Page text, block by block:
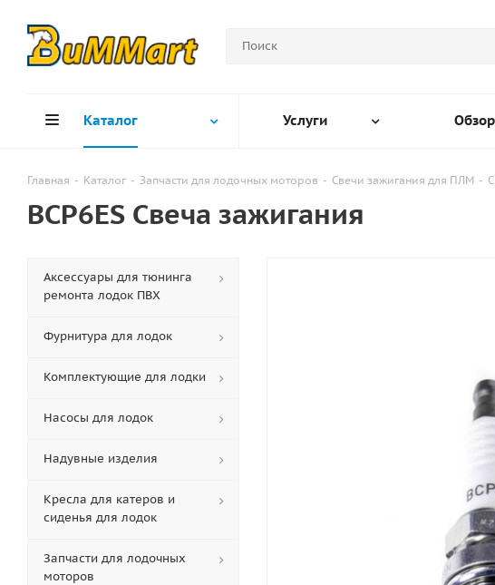
Каталог Услуги
Главная - Каталог - Запчасти для лодочных моторов - Свечи зажигания для ПЛМ -
BCP6ES Свеча зажигания
Аксессуары для тюнинга
ремонта лодок ПВХ
Фурнитура для лодок
Комплектующие для лодки
Насосы для лодок
Надувные изделия
Кресла для катеров и
сиденья для лодок
Запчасти для лодочных
моторов